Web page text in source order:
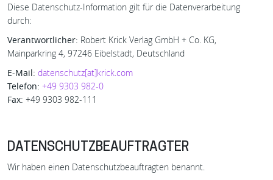
Diese Datenschutz-Information gilt für die Datenverarbeitung
durch:
Verantwortlicher: Robert Krick Verlag GmbH + Co. KG,
Mainparkring 4, 97246 Eibelstadt, Deutschland
E-Mail: datenschutz[at]krick.com
Telefon: +49 9303 982-0
Fax: +49 9303 982-111
DATENSCHUTZBEAUFTRAGTER
Wir haben einen Datenschutzbeauftragten benannt.